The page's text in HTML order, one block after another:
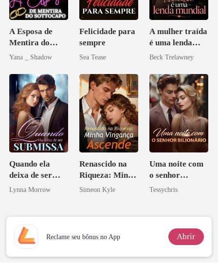
A Esposa de
Mentira do
Sottocapo
Yana _ Shadow
Felicidade para
sempre
Sea Tease
A mulher traída
é uma lenda
mundial
Beck Trelawney
Quando ela
deixa de ser
submissa
Lynna Morrow
Renascido na
Riqueza: Minha
Vingança
Simeon Kyle
Uma noite com
o senhor
Bilionário
Tessychris
Reclame seu bônus no App Abrir